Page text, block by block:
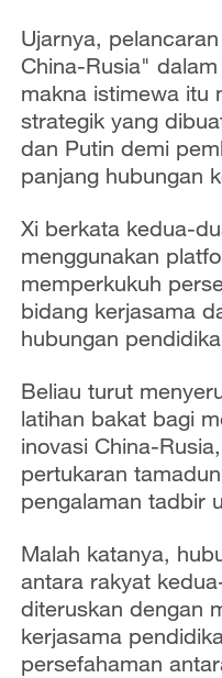
Ujarnya,
China-Rusia"
makna istimewa itu
strategik yang
dan Putin demi
panjang hubungan
Xi berkata kedua-
menggunakan
memperkukuh
bidang kerjasama
hubungan
Beliau turut
latihan bakat bagi
inovasi China-
pertukaran
pengalaman tadbir
Malah katanya,
antara rakyat
diteruskan dengan
kerjasama
persefahaman